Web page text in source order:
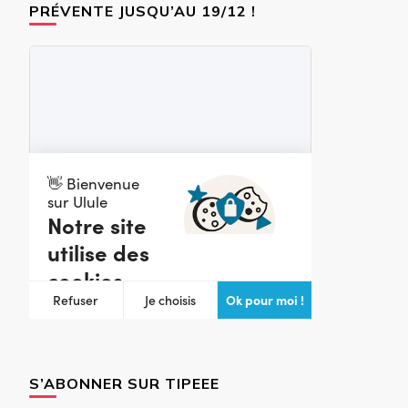
PRÉVENTE JUSQU’AU 19/12 !
S’ABONNER SUR TIPEEE